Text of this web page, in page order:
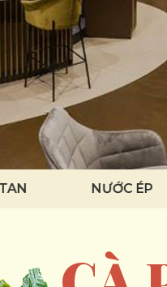
NƯỚC ÉP